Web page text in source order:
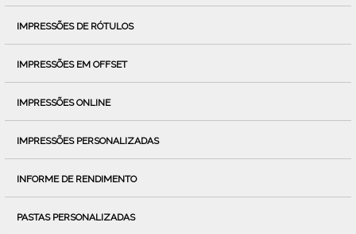
IMPRESSÕES DE RÓTULOS
IMPRESSÕES EM OFFSET
IMPRESSÕES ONLINE
IMPRESSÕES PERSONALIZADAS
INFORME DE RENDIMENTO
PASTAS PERSONALIZADAS